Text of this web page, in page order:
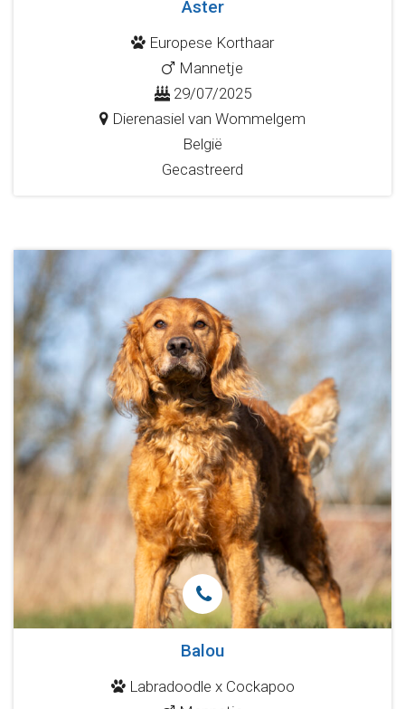
Aster
Europese Korthaar
Mannetje
29/07/2025
Dierenasiel van Wommelgem
België
Gecastreerd
Balou
Labradoodle x Cockapoo